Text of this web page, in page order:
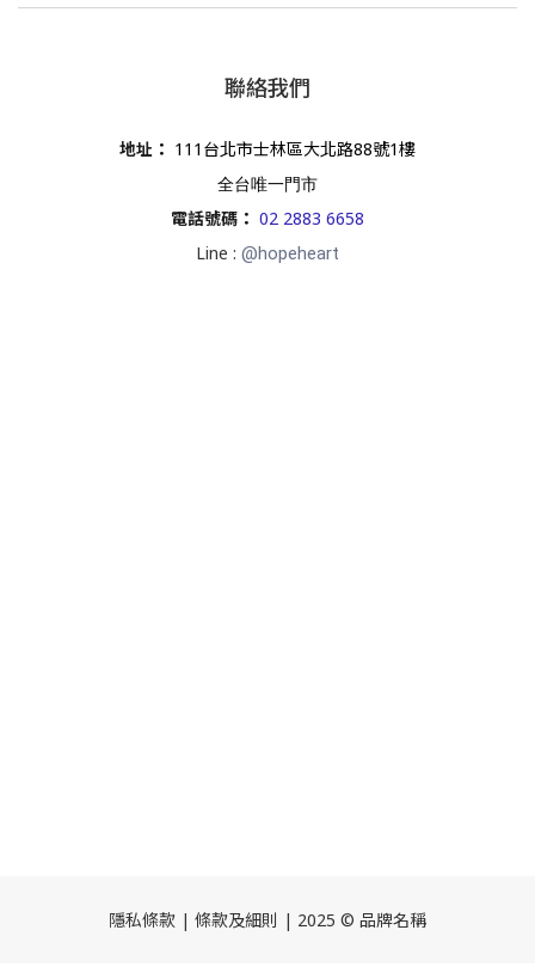
聯絡我們
地址 ： 111台北市士林區大北路88號1樓
全台唯一門市
電話號碼 ： 02 2883 6658
Line : @hopeheart
隱私條款 | 條款及細則 | 2025 © 品牌名稱